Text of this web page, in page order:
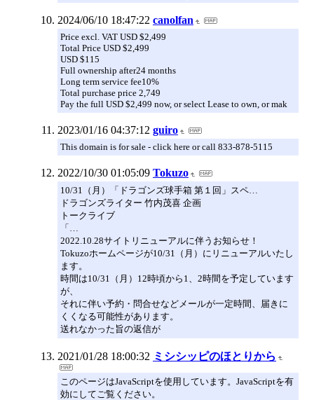
2024/06/10 18:47:22 canolfan
Price excl. VAT USD $2,499
Total Price USD $2,499
USD $115
Full ownership after24 months
Long term service fee10%
Total purchase price 2,749
Pay the full USD $2,499 now, or select Lease to own, or mak
2023/01/16 04:37:12 guiro
This domain is for sale - click here or call 833-878-5115
2022/10/30 01:05:09 Tokuzo
10/31（月）「ドラゴンズ球手箱 第１回」スペ…
ドラゴンズライター 竹内茂喜 企画
トークライブ
「…
2022.10.28サイトリニューアルに伴うお知らせ！
Tokuzoホームページが10/31（月）にリニューアルいたし
ます。
時間は10/31（月）12時頃から1、2時間を予定しています
が、
それに伴い予約・問合せなどメールが一定時間、届きに
くくなる可能性があります。
送れなかった旨の返信が
2021/01/28 18:00:32 ミシシッピのほとりから
このページはJavaScriptを使用しています。JavaScriptを有
効にしてご覧ください。